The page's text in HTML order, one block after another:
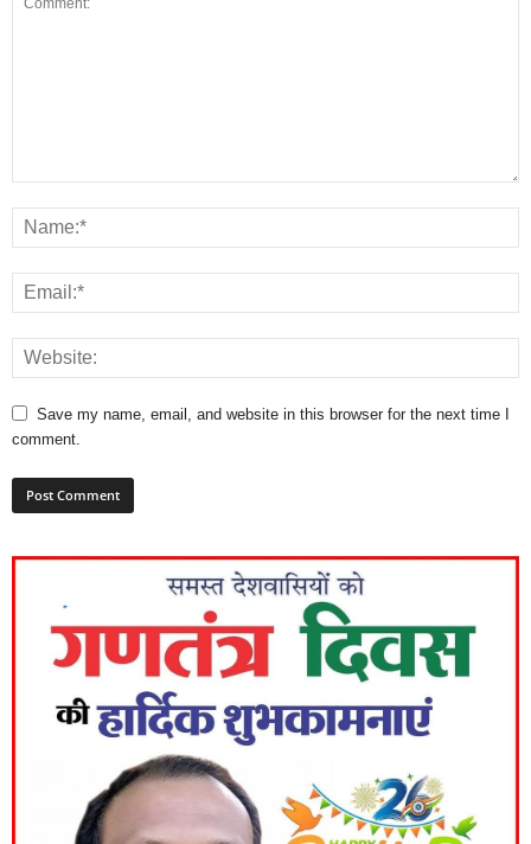
Save my name, email, and website in this browser for the next time I
comment.